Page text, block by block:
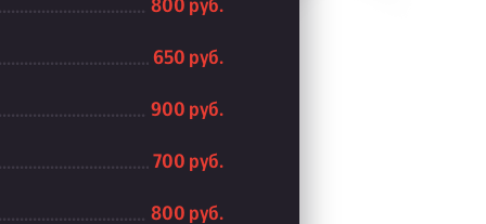
800 руб.
650 руб.
900 руб.
700 руб.
800 руб.